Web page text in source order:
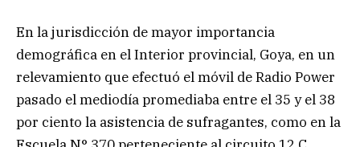
En la jurisdicción de mayor importancia
demográfica en el Interior provincial, Goya, en un
relevamiento que efectuó el móvil de Radio Power
pasado el mediodía promediaba entre el 35 y el 38
por ciento la asistencia de sufragantes, como en la